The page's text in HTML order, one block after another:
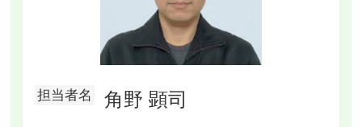
担当者名 角野 顕司